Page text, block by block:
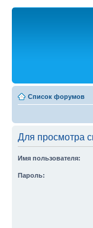
Список форумов
Для просмотра
Имя пользователя:
Пароль: